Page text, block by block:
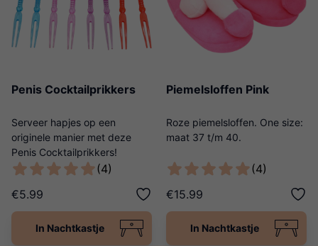
Penis Cocktailprikkers
Serveer hapjes op een
originele manier met deze
Penis Cocktailprikkers!
(4)
€5.99
In Nachtkastje
Piemelsloffen Pink
Roze piemelsloffen. One size:
maat 37 t/m 40.
(4)
€15.99
In Nachtkastje